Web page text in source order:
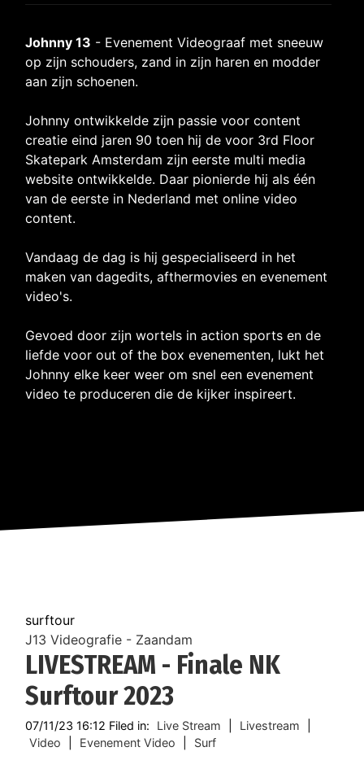
Johnny 13 - Evenement Videograaf met sneeuw
op zijn schouders, zand in zijn haren en modder
aan zijn schoenen.
Johnny ontwikkelde zijn passie voor content
creatie eind jaren 90 toen hij de voor 3rd Floor
Skatepark Amsterdam zijn eerste multi media
website ontwikkelde. Daar pionierde hij als één
van de eerste in Nederland met online video
content.
Vandaag de dag is hij gespecialiseerd in het
maken van dagedits, afthermovies en evenement
video's.
Gevoed door zijn wortels in action sports en de
liefde voor out of the box evenementen, lukt het
Johnny elke keer weer om snel een evenement
video te produceren die de kijker inspireert.
surftour
J13 Videografie - Zaandam
LIVESTREAM - Finale NK
Surftour 2023
07/11/23 16:12 Filed in: Live Stream Livestream
Video
Evenement Video Surf